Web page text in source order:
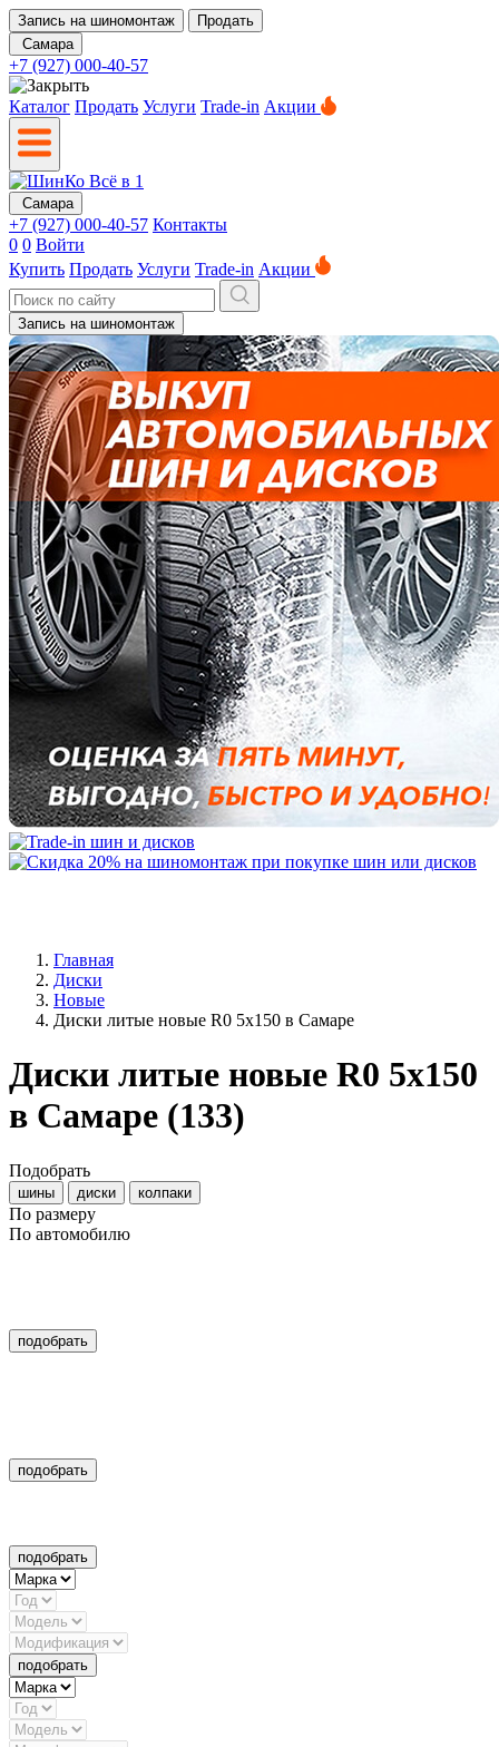
Запись на шиномонтаж
Продать
Самара
+7 (927) 000-40-57
Каталог Продать Услуги Trade-in Акции
Самара
+7 (927) 000-40-57 Контакты
0 0 Войти
Купить Продать Услуги Trade-in Акции
Запись на шиномонтаж
Главная
Диски
Новые
Диски литые новые R0 5x150 в Самаре
Диски литые новые R0 5x150
в Самаре (133)
Подобрать
шины диски колпаки
По размеру
По автомобилю
подобрать
подобрать
подобрать
подобрать